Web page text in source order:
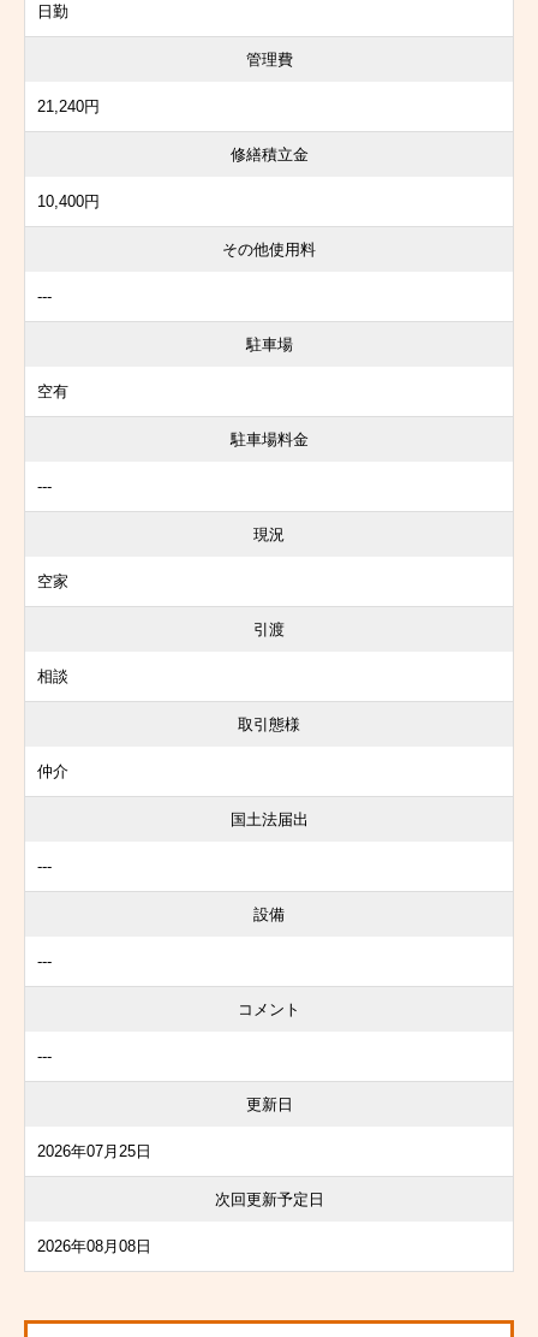
日勤
管理費
21,240円
修繕積立金
10,400円
その他使用料
---
駐車場
空有
駐車場料金
---
現況
空家
引渡
相談
取引態様
仲介
国土法届出
---
設備
---
コメント
---
更新日
2026年07月25日
次回更新予定日
2026年08月08日